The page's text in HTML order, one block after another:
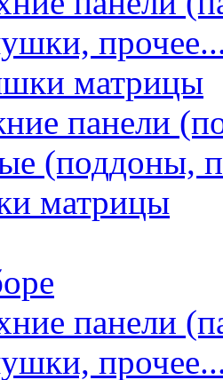
матрицы
панели
(поддоны,
матрицы
панели